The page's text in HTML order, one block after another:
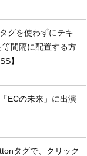
グを使わずにテキ
等間隔に配置する方
】
ECの未来」に出演
タグで、クリック